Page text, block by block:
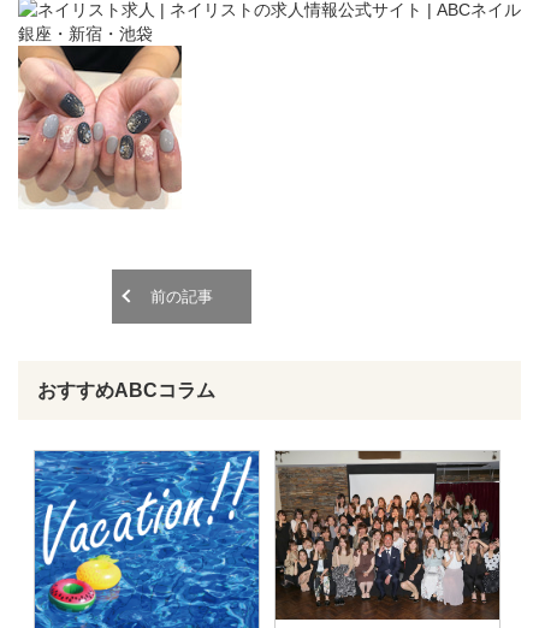
a
a
前の記事
おすすめABCコラム